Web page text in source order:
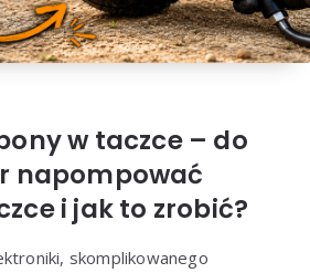
w taczce – do
napompować
i jak to zrobić?
skomplikowanego